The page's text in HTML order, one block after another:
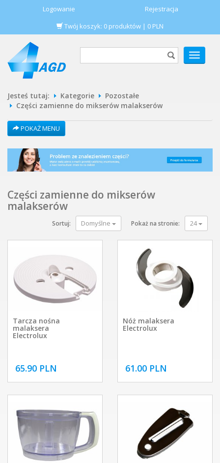
Logowanie
Rejestracja
Twój koszyk: 0 produktów | 0 PLN
POKAŻ
MENU
Jesteś tutaj: Kategorie
Pozostałe
Części zamienne do mikserów malakserów
POKAŻ MENU
Części zamienne do mikserów
malakserów
Sortuj: Domyślne Pokaż na stronie: 24
Tarcza nośna
malaksera
Electrolux
65.90 PLN
Nóż malaksera
Electrolux
61.00 PLN